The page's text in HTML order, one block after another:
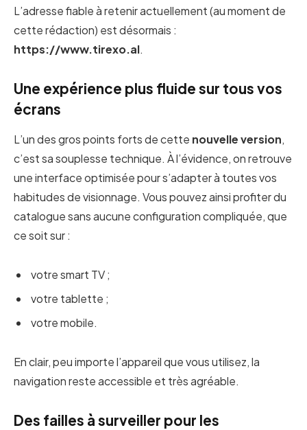
L’adresse fiable à retenir actuellement (au moment de
cette rédaction) est désormais :
https://www.tirexo.al.
Une expérience plus fluide sur tous vos
écrans
L’un des gros points forts de cette nouvelle version,
c’est sa souplesse technique. À l’évidence, on retrouve
une interface optimisée pour s’adapter à toutes vos
habitudes de visionnage. Vous pouvez ainsi profiter du
catalogue sans aucune configuration compliquée, que
ce soit sur :
votre smart TV ;
votre tablette ;
votre mobile.
En clair, peu importe l’appareil que vous utilisez, la
navigation reste accessible et très agréable.
Des failles à surveiller pour les